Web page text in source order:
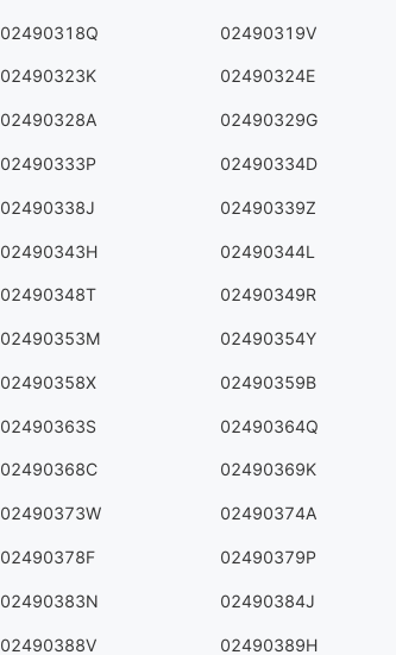
02490318Q 02490319V
02490323K 02490324E
02490328A 02490329G
02490333P 02490334D
02490338J 02490339Z
02490343H 02490344L
02490348T 02490349R
02490353M 02490354Y
02490358X 02490359B
02490363S 02490364Q
02490368C 02490369K
02490373W 02490374A
02490378F 02490379P
02490383N 02490384J
02490388V 02490389H